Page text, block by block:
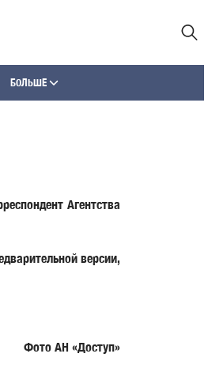
БОЛЬШЕ
Агентства
версии,
Фото АН «Доступ»